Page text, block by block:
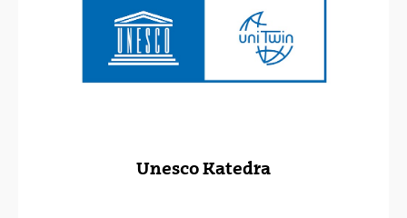
Unesco Katedra